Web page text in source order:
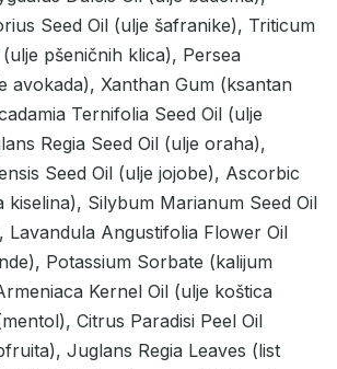
Seed Oil (ulje šafranike), Triticum
pšeničnih klica), Persea
avokada), Xanthan Gum (ksantan
Ternifolia Seed Oil (ulje
Regia Seed Oil (ulje oraha),
Seed Oil (ulje jojobe), Ascorbic
kiselina), Silybum Marianum Seed Oil
Lavandula Angustifolia Flower Oil
Potassium Sorbate (kalijum
Kernel Oil (ulje koštica
Citrus Paradisi Peel Oil
Juglans Regia Leaves (list